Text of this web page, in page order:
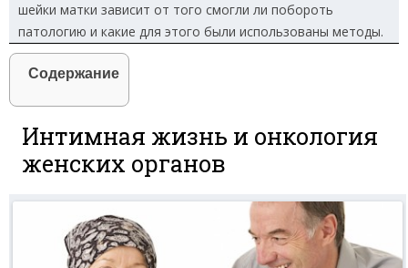
шейки матки зависит от того смогли ли побороть
патологию и какие для этого были использованы методы.
Содержание
Интимная жизнь и онкология
женских органов